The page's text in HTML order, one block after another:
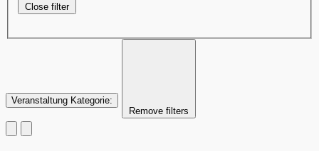
Close filter
Veranstaltung Kategorie:
Remove filters